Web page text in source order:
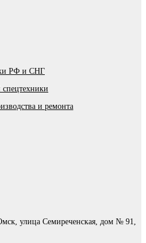
РФ и СНГ
и ремонта
улица Семиреченская, дом № 91,